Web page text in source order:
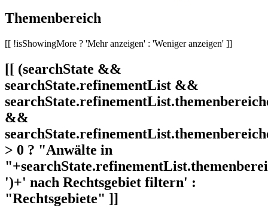
Themenbereich
[[ !isShowingMore ? 'Mehr anzeigen' : 'Weniger anzeigen' ]]
[[ (searchState &&
searchState.refinementList &&
&&
> 0 ? "Anwälte in
')+' nach Rechtsgebiet filtern' :
"Rechtsgebiete" ]]